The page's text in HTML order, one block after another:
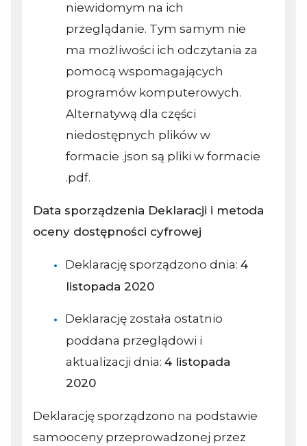
niewidomym na ich
przeglądanie. Tym samym nie
ma możliwości ich odczytania za
pomocą wspomagających
programów komputerowych.
Alternatywą dla części
niedostępnych plików w
formacie .json są pliki w formacie
.pdf.
Data sporządzenia Deklaracji i metoda
oceny dostępności cyfrowej
Deklarację sporządzono dnia: 4
listopada 2020
Deklarację została ostatnio
poddana przeglądowi i
aktualizacji dnia: 4 listopada
2020
Deklarację sporządzono na podstawie
samooceny przeprowadzonej przez